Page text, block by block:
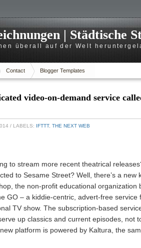
| Städtische
überall auf der Welt
Contact Blogger Templates
video-on-demand service
/ LABELS: IFTTT, THE NEXT WEB
to stream more recent theatrical
to Sesame Street? Well, there’s a new
the non-profit educational organization
GO – a kiddie-centric, advert-free service
TV show. The subscription-based
up classics and current episodes, not
platform is powered by Kaltura, the